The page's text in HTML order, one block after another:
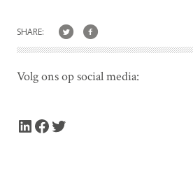
SHARE:
Volg ons op social media:
LinkedIn Facebook